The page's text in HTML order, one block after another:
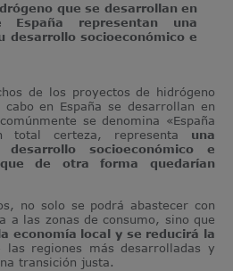
que se desarrollan en
representan una
desarrollo socioeconómico e
de los proyectos de hidrógeno
en España se desarrollan en
se denomina «España
total certeza, representa una
socioeconómico e
de otra forma quedarían
no solo se podrá abastecer con
a las zonas de consumo, sino que
economía local y se reducirá la
regiones más desarrolladas y
transición justa.